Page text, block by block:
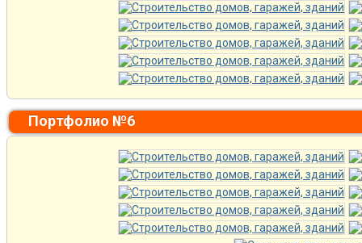
Портфолио №6